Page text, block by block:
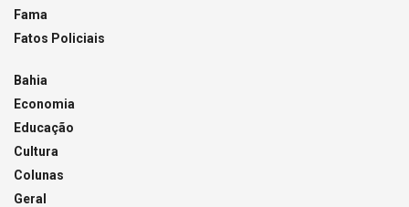
Fama
Fatos Policiais
Bahia
Economia
Educação
Cultura
Colunas
Geral